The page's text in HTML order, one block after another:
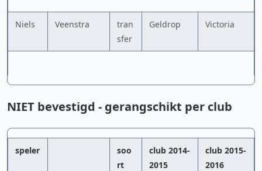
Niels Veenstra
tran
sfer
Geldrop Victoria
NIET bevestigd - gerangschikt per club
speler
soo
rt
club 2014-
2015
club 2015-
2016